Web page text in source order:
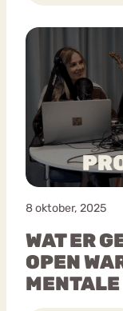
8 oktober, 2025
WAT ER
OPEN